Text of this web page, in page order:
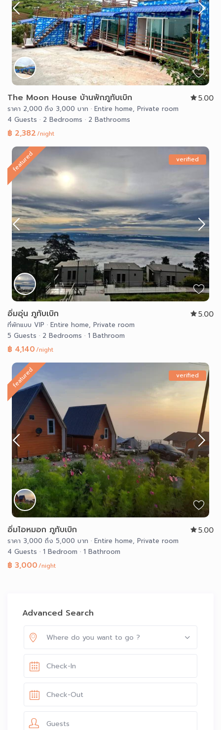
The Moon House บ้านพักภูทับเบิก 5.00
ราคา 2,000 ถึง 3,000 บาท · Entire home,Private room
4 Guests· 2 Bedrooms· 2 Bathrooms
฿ 2,382/night
featured verified
อิ่มอุ่น ภูทับเบิก 5.00
ที่พักแบบ VIP · Entire home,Private room
5 Guests· 2 Bedrooms· 1 Bathroom
฿ 4,140/night
featured verified
อิ่มไอหมอก ภูทับเบิก 5.00
ราคา 3,000 ถึง 5,000 บาท · Entire home,Private room
4 Guests· 1 Bedroom· 1 Bathroom
฿ 3,000/night
Advanced Search
Where do you want to go ?
Guests